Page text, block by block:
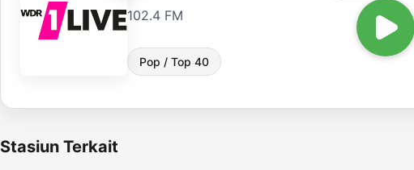
102.4 FM
Pop / Top 40
Stasiun Terkait